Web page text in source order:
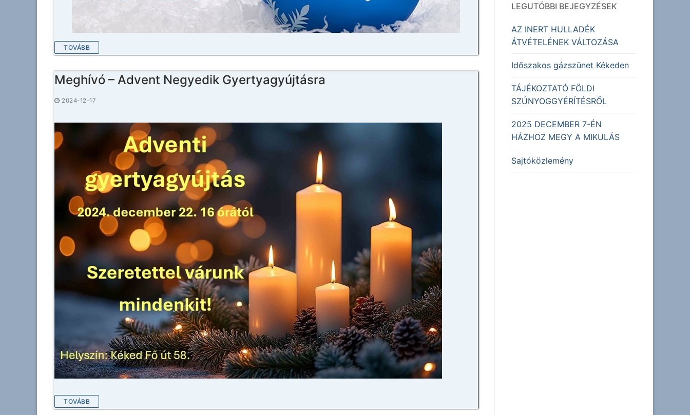
TOVÁBB
Meghívó – Advent Negyedik Gyertyagyújtásra
2024-12-17
TOVÁBB
LEGUTÓBBI BEJEGYZÉSEK
AZ INERT HULLADÉK
ÁTVÉTELÉNEK VÁLTOZÁSA
Időszakos gázszünet Kékeden
TÁJÉKOZTATÓ FÖLDI
SZÚNYOGGYÉRÍTÉSRŐL
2025 DECEMBER 7-ÉN
HÁZHOZ MEGY A MIKULÁS
Sajtóközlemény